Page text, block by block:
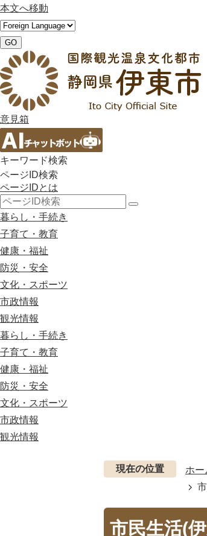
本文へ移動
GO
意見箱
キーワード検索
ページID検索
ページIDとは
暮らし・手続き
子育て・教育
健康・福祉
防災・安全
文化・スポーツ
市政情報
観光情報
暮らし・手続き
子育て・教育
健康・福祉
防災・安全
文化・スポーツ
市政情報
観光情報
現在の位置 ホー
市民生活(